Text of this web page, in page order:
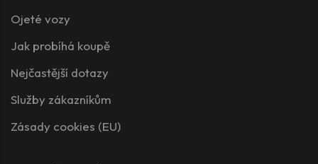
Ojeté vozy
Jak probíhá koupě
Nejčastější dotazy
Služby zákazníkům
Zásady cookies (EU)